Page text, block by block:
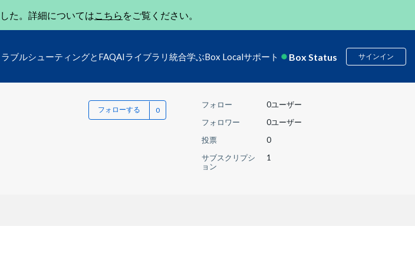
た。詳細についてはこちら をご覧ください。
ラブルシューティングとFAQAIライブラリ 統合学ぶBox Localサポート Box Status サインイン
フォローする
フォロー
0ユーザー
フォロワー
0ユーザー
投票
0
サブスクリプシ
ョン
1